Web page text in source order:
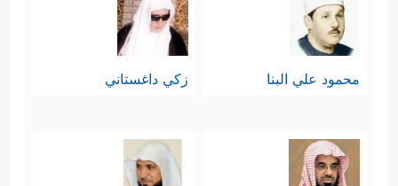
محمود علي البنا زكي داغستاني